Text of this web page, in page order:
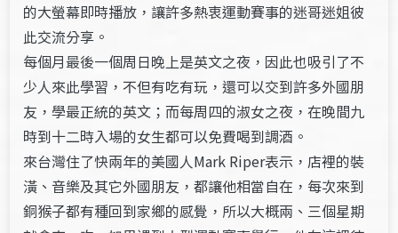
的大螢幕即時播放，讓許多熱衷運動賽事的迷哥迷姐彼
此交流分享。
每個月最後一個周日晚上是英文之夜，因此也吸引了不
少人來此學習，不但有吃有玩，還可以交到許多外國朋
友，學最正統的英文；而每周四的淑女之夜，在晚間九
時到十二時入場的女生都可以免費喝到調酒。
來台灣住了快兩年的美國人Mark Riper表示，店裡的裝
潢、音樂及其它外國朋友，都讓他相當自在，每次來到
銅猴子都有種回到家鄉的感覺，所以大概兩、三個星期